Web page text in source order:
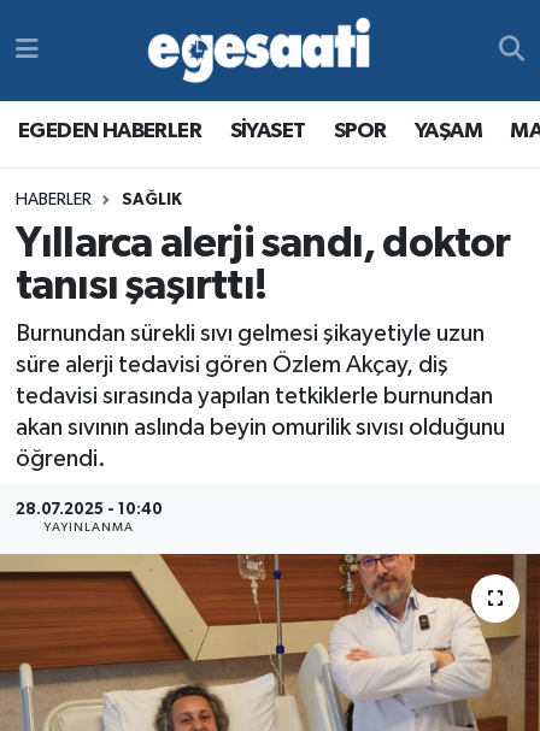
EGEDEN HABERLER SİYASET SPOR YAŞAM
HABERLER SAĞLIK
Yıllarca alerji sandı, doktor
tanısı şaşırttı!
Burnundan sürekli sıvı gelmesi şikayetiyle uzun
süre alerji tedavisi gören Özlem Akçay, diş
tedavisi sırasında yapılan tetkiklerle burnundan
akan sıvının aslında beyin omurilik sıvısı olduğunu
öğrendi.
28.07.2025 - 10:40
YAYINLANMA
MAGAZİN
RESMİ REKLAMLAR
YAŞAM
MAGAZİN
RESMİ REKLAMLAR
Egemax TV
Tüm Manşetler
Son Dakika Haberleri
Haber Arşivi